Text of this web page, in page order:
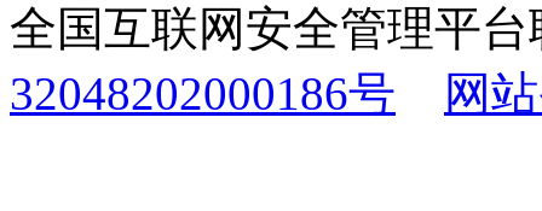
全国互联网安全管理平
32048202000186号
网